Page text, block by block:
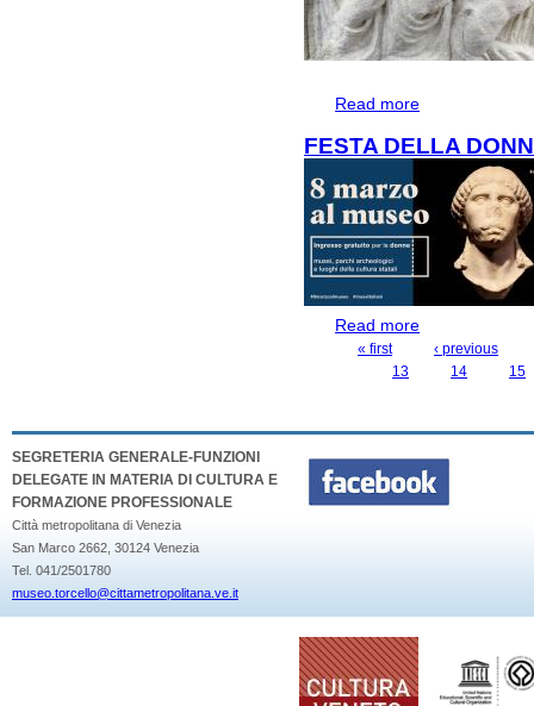
Read more
FESTA DELLA
Read more
« first
‹ previous
13
14 15
SEGRETERIA GENERALE-FUNZIONI
DELEGATE IN MATERIA DI CULTURA E
FORMAZIONE PROFESSIONALE
Città metropolitana di Venezia
San Marco 2662, 30124 Venezia
Tel. 041/2501780
museo.torcello@cittametropolitana.ve.it